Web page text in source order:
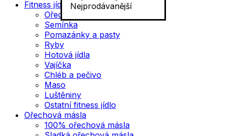
Nejprodávanější
Fitness jídlo
Ořechy
Semínka
Pomazánky a pasty
Ryby
Hotová jídla
Vajíčka
Chléb a pečivo
Maso
Luštěniny
Ostatní fitness jídlo
Ořechová másla
100% ořechová másla